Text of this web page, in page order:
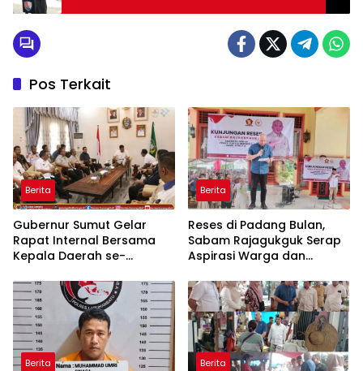
Pos Terkait
Berita
Gubernur Sumut Gelar
Rapat Internal Bersama
Kepala Daerah se-
Berita
Reses di Padang Bulan,
Sabam Rajagukguk Serap
Aspirasi Warga dan
Berita Berita